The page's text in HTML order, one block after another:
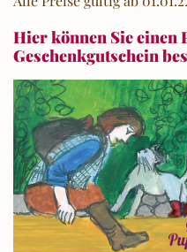
Hier können Sie einen
Geschenkgutschein